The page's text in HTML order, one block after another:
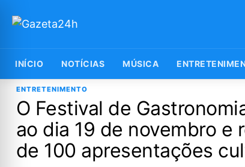
INÍCIO NOTÍCIAS MÚSICA
ENTRETENIMENTO
O Festival de
ao dia 19 de novembro e
de 100 apresentações